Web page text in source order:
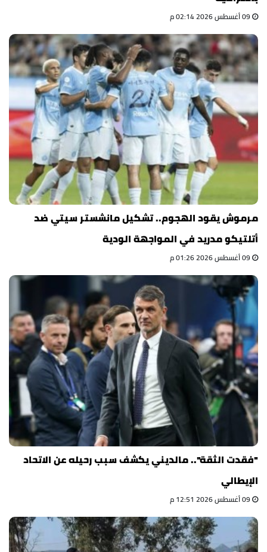
مرموش يقود الهجوم.. تشكيل مانشستر سيتي ضد
أتلتيكو مدريد في المواجهة الودية
"فقدت الثقة".. مالديني يكشف سبب رحيله عن الاتحاد
الإيطالي